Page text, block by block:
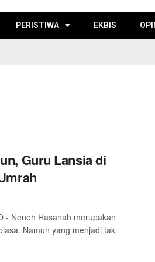
PERISTIWA EKBIS
Guru Lansia di
- Neneh Hasanah merupakan
Namun yang menjadi tak